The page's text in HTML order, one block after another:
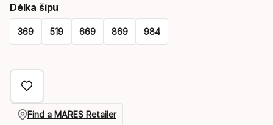
Délka šípu
369 519 669 869 984
select
option:
délka
Find a MARES Retailer